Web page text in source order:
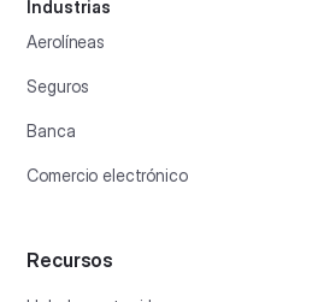
Industrias
Aerolíneas
Seguros
Banca
Comercio electrónico
Recursos